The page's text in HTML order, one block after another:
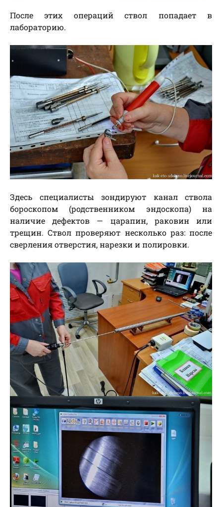
После этих операций ствол попадает в
лабораторию.
Здесь специалисты зондируют канал ствола
бороскопом (родственником эндоскопа) на
наличие дефектов — царапин, раковин или
трещин. Ствол проверяют несколько раз: после
сверления отверстия, нарезки и полировки.